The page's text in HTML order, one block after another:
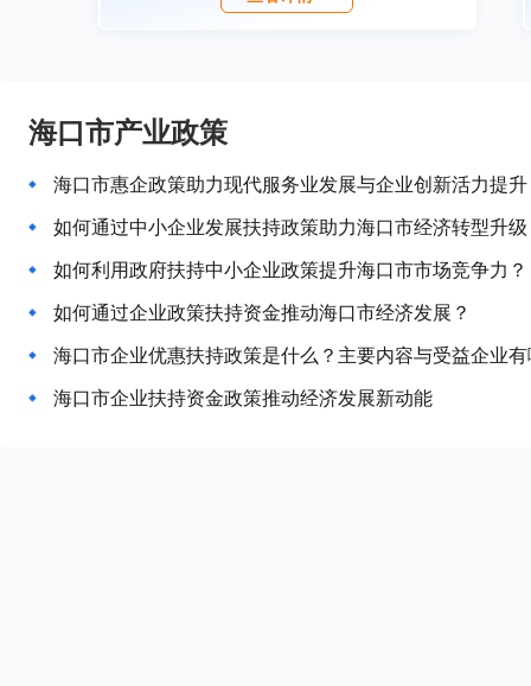
海口市产业政策
海口市惠企政策助力现代服务业发展与企业创新活力提升
如何通过中小企业发展扶持政策助力海口市经济转型升
如何利用政府扶持中小企业政策提升海口市市场竞争力？
如何通过企业政策扶持资金推动海口市经济发展？
海口市企业优惠扶持政策是什么？主要内容与受益企业
海口市企业扶持资金政策推动经济发展新动能